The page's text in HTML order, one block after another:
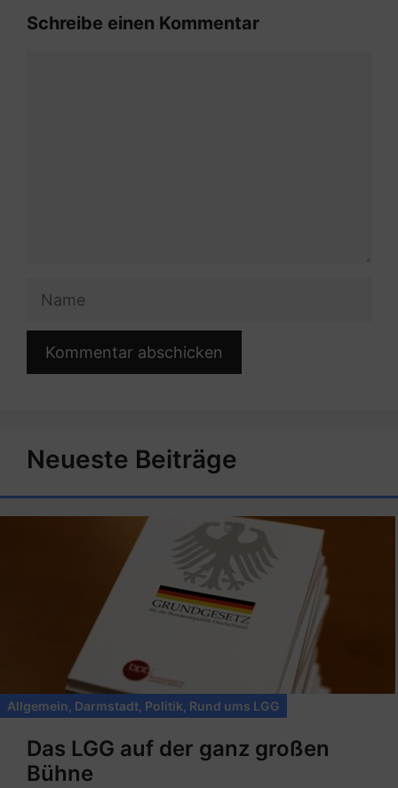
Schreibe einen Kommentar
Neueste Beiträge
Allgemein Darmstadt Politik Rund ums LGG
Das LGG auf der ganz großen
Bühne